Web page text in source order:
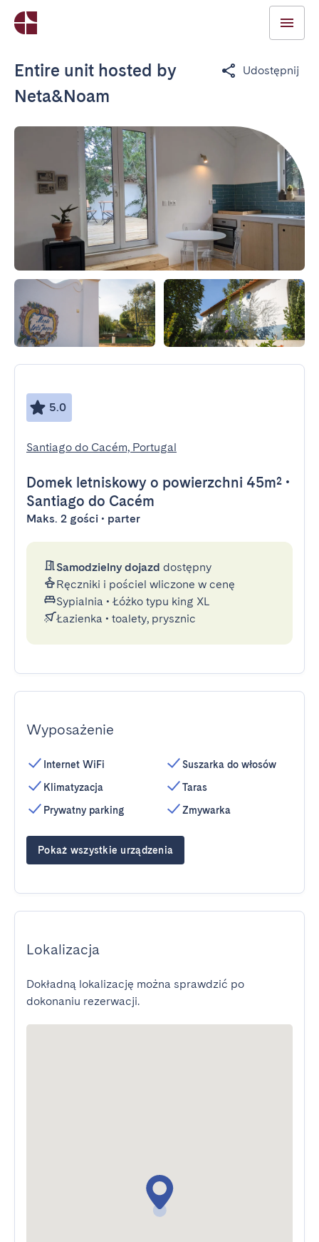
Entire unit hosted by
Neta&Noam
Udostępnij
5.0
Santiago do Cacém, Portugal
Domek letniskowy o powierzchni 45m² •
Santiago do Cacém
Maks. 2 gości • parter
Samodzielny dojazd dostępny
Ręczniki i pościel wliczone w cenę
Sypialnia • Łóżko typu king XL
Łazienka • toalety, prysznic
Wyposażenie
Internet WiFi
Klimatyzacja
Prywatny parking
Suszarka do włosów
Taras
Zmywarka
Pokaż wszystkie urządzenia
Lokalizacja
Dokładną lokalizację można sprawdzić po
dokonaniu rezerwacji.